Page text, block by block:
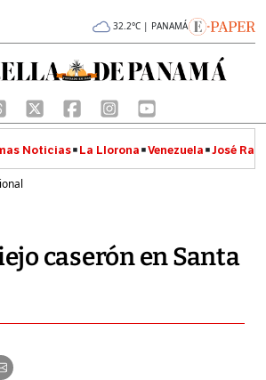
32.2°C | PANAMÁ
Noticias La Llorona Venezuela José
caserón en Santa